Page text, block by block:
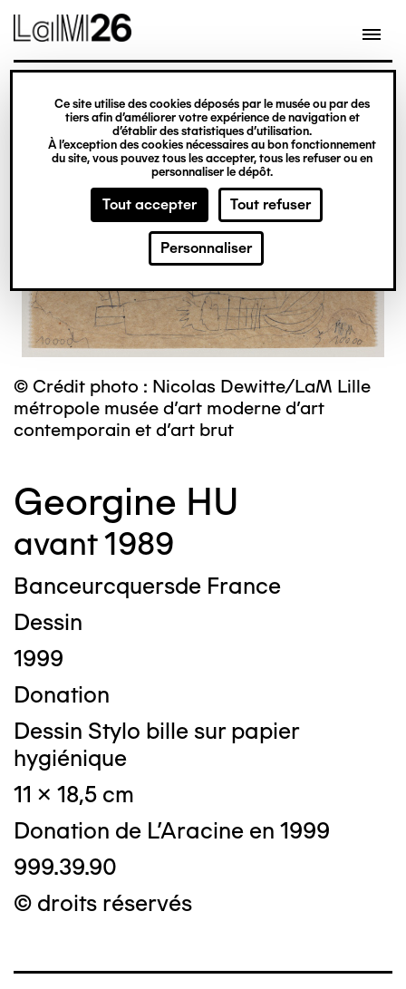
Gestion des cookies
Ce site utilise des cookies déposés par le musée ou par des
tiers afin d’améliorer votre expérience de navigation et
d’établir des statistiques d’utilisation.
À l’exception des cookies nécessaires au bon fonctionnement
du site, vous pouvez tous les accepter, tous les refuser ou en
personnaliser le dépôt.
Tout accepter Tout refuser
Personnaliser
contenu
© Crédit photo : Nicolas Dewitte/LaM Lille
métropole musée d’art moderne d’art
contemporain et d’art brut
Georgine HU
avant 1989
Banceurcquersde France
Dessin
1999
Donation
Dessin Stylo bille sur papier
hygiénique
11 x 18,5 cm
Donation de L'Aracine en 1999
999.39.90
© droits réservés